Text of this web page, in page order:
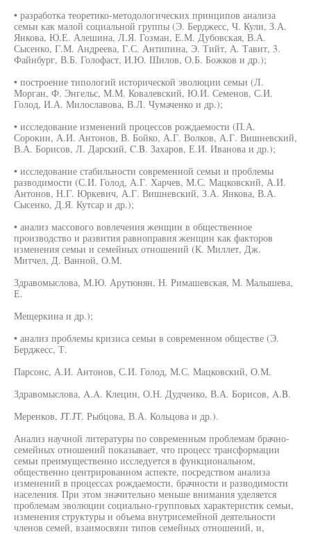
• разработка теоретико-методологических принципов анализа
семьи как малой социальной группы (Э. Берджесс, Ч. Кули, З.А.
Янкова, Ю.Е. Алешина, Л.Я. Гозман, Е.М. Дубовская, В.А.
Сысенко, Г.М. Андреева, Г.С. Антипина, Э. Тийт, А. Тавит, 3.
Файнбург, В.Б. Голофаст, И.Ю. Шилов, О.Б. Божков и др.);
• построение типологий исторической эволюции семьи (Л.
Морган, Ф. Энгельс, М.М. Ковалевский, Ю.И. Семенов, С.И.
Голод, И.А. Милославова, В.Л. Чумаченко и др.);
• исследование изменений процессов рождаемости (П.А.
Сорокин, А.И. Антонов, В. Бойко, А.Г. Волков, А.Г. Вишневский,
В.А. Борисов, Л. Дарский, C.B. Захаров, Е.И. Иванова и др.);
• исследование стабильности современной семьи и проблемы
разводимости (С.И. Голод, А.Г. Харчев, М.С. Мацковский, А.И.
Антонов, Н.Г. Юркевич, А.Г. Вишневский, З.А. Янкова, В.А.
Сысенко, Д.Я. Кутсар и др.);
• анализ массового вовлечения женщин в общественное
производство и развития равноправия женщин как факторов
изменения семьи и семейных отношений (К. Миллет, Дж.
Митчел, Д. Ванной, О.М.
Здравомыслова, М.Ю. Арутюнян, Н. Римашевская, М. Малышева,
Е.
Мещеркина и др.);
• анализ проблемы кризиса семьи в современном обществе (Э.
Берджесс, Т.
Парсонс, А.И. Антонов, С.И. Голод, М.С. Мацковский, О.М.
Здравомыслова, A.A. Клецин, О.Н. Дудченко, В.А. Борисов, A.B.
Меренков, JT.JT. Рыбцова, В.А. Кольцова и др.).
Анализ научной литературы по современным проблемам брачно-
семейных отношений показывает, что процесс трансформации
семьи преимущественно исследуется в функциональном,
общественно центрированном аспекте, посредством анализа
изменений в процессах рождаемости, брачности и разводимости
населения. При этом значительно меньше внимания уделяется
проблемам эволюции социально-групповых характеристик семьи,
изменения структуры и объема внутрисемейной деятельности
членов семей, взаимосвязи типов семейных отношений, и,